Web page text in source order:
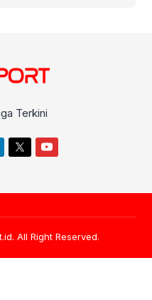
Terkini
. All Right Reserved.